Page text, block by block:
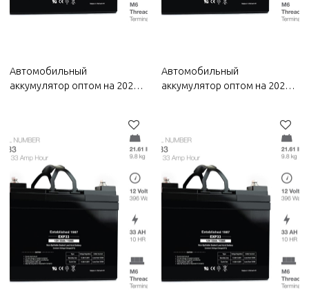
Автомобильный
аккумулятор оптом на 2022
Автозапчасти для Bestune
Автомобильный
аккумулятор оптом на 2022
Wuling